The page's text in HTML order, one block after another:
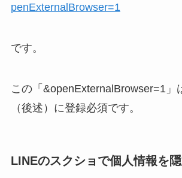
penExternalBrowser=1
です。
この「&openExternalBrowser=1」
（後述）に登録必須です。
LINEのスクショで個人情報を